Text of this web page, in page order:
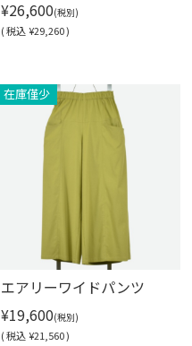
¥26,600(税別)
(税込 ¥29,260 )
在庫僅少
エアリーワイドパンツ
¥19,600(税別)
(税込 ¥21,560 )